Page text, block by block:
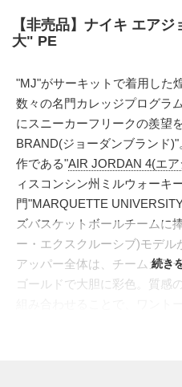
【非売品】ナイキ エア
大" PE
"MJ"がサーキットで着用した
数々の名門カレッジプログラ
にスニーカーフリークの羨望
BRAND(ジョーダンブランド
作である"AIR JORDAN 4(エ
ィスコンシン州ミルウォーキ
門"MARQUETTE
ズバスケットボールチームに
ー・エクスクルーシブ)モデル
アッパー全体は、チームカラ
ゴールドで大胆に彩色。質感
続き